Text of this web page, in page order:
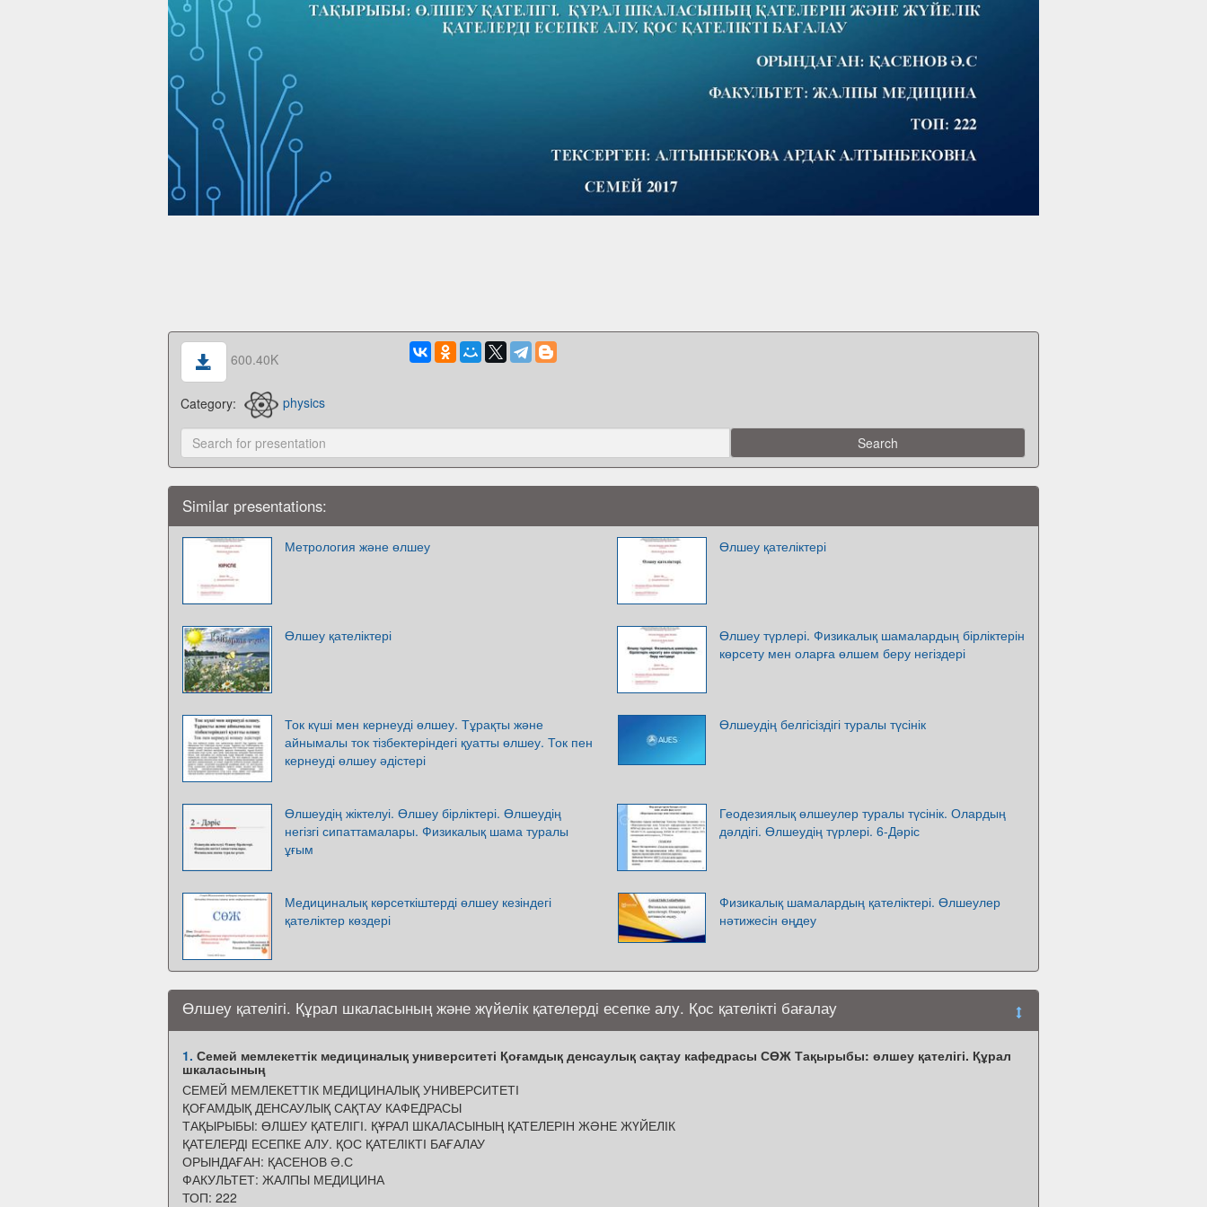
600.40K
Category: physics
Similar presentations:
Метрология және өлшеу Өлшеу қателіктері
Өлшеу қателіктері
Өлшеу түрлері. Физикалық шамалардың бірліктерін
көрсету мен оларға өлшем беру негіздері
Ток күші мен кернеуді өлшеу. Тұрақты және
айнымалы ток тізбектеріндегі қуатты өлшеу. Ток пен
кернеуді өлшеу әдістері
Өлшеудің белгісіздігі туралы түсінік
Өлшеудің жіктелуі. Өлшеу бірліктері. Өлшеудің
негізгі сипаттамалары. Физикалық шама туралы
ұғым
Геодезиялық өлшеулер туралы түсінік. Олардың
дәлдігі. Өлшеудің түрлері. 6-Дәріс
Медициналық көрсеткіштерді өлшеу кезіндегі
қателіктер көздері
Физикалық шамалардың қателіктері. Өлшеулер
нәтижесін өңдеу
Өлшеу қателігі. Құрал шкаласының және жүйелік қателерді есепке алу. Қос қателікті бағалау
1. Семей мемлекеттік медициналық университеті Қоғамдық денсаулық сақтау кафедрасы СӨЖ Тақырыбы: өлшеу қателігі. Құрал
шкаласының
СЕМЕЙ МЕМЛЕКЕТТІК МЕДИЦИНАЛЫҚ УНИВЕРСИТЕТІ
ҚОҒАМДЫҚ ДЕНСАУЛЫҚ САҚТАУ КАФЕДРАСЫ
ТАҚЫРЫБЫ: ӨЛШЕУ ҚАТЕЛІГІ. ҚҰРАЛ ШКАЛАСЫНЫҢ ҚАТЕЛЕРІН ЖӘНЕ ЖҮЙЕЛІК
ҚАТЕЛЕРДІ ЕСЕПКЕ АЛУ. ҚОС ҚАТЕЛІКТІ БАҒАЛАУ
ОРЫНДАҒАН: ҚАСЕНОВ Ә.С
ФАКУЛЬТЕТ: ЖАЛПЫ МЕДИЦИНА
ТОП: 222